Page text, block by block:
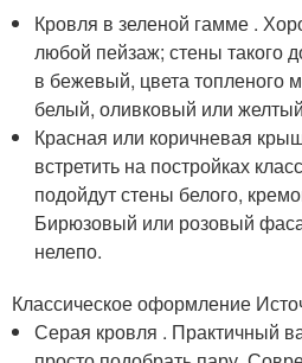
Кровля в зеленой гамме .
любой пейзаж; стены такого
в бежевый, цвета топленого
белый, оливковый или
Красная или коричневая
встретить на постройках
подойдут стены белого,
Бирюзовый или розовый
нелепо.
Классическое оформление
Серая кровля . Практичный